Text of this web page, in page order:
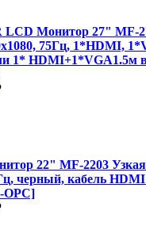
Монитор 27" MF-
75Гц, 1*HDMI,
1* HDMI+1*VGA1.5м
22" MF-2203
черный, кабель
OPC]